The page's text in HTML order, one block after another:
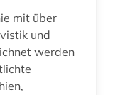
mit über
und
werden